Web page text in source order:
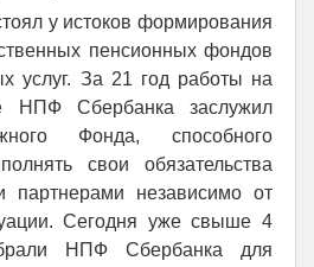
у истоков формирования
пенсионных фондов
услуг. За 21 год работы на
НПФ Сбербанка заслужил
Фонда, способного
свои обязательства
партнерами независимо от
Сегодня уже свыше 4
НПФ Сбербанка для